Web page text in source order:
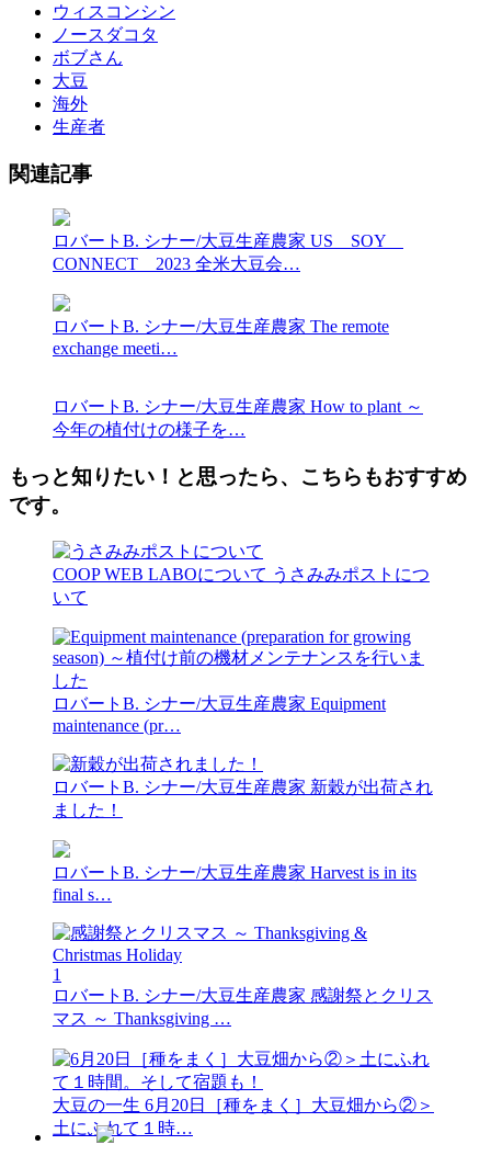
ウィスコンシン
ノースダコタ
ボブさん
大豆
海外
生産者
関連記事
ロバートB. シナー/大豆生産農家 US SOY
CONNECT 2023 全米大豆会…
ロバートB. シナー/大豆生産農家 The remote
exchange meeti…
ロバートB. シナー/大豆生産農家 How to plant ～
今年の植付けの様子を…
もっと知りたい！と思ったら、こちらもおすすめ
です。
COOP WEB LABOについて うさみみポストにつ
いて
ロバートB. シナー/大豆生産農家 Equipment
maintenance (pr…
ロバートB. シナー/大豆生産農家 新穀が出荷され
ました！
ロバートB. シナー/大豆生産農家 Harvest is in its
final s…
1
ロバートB. シナー/大豆生産農家 感謝祭とクリス
マス ～ Thanksgiving …
大豆の一生 6月20日［種をまく］大豆畑から②＞
土にふれて１時…